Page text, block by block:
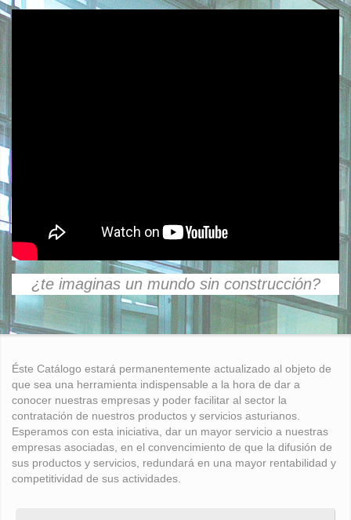
¿te imaginas un mundo sin construcción?
Éste Catálogo estará permanentemente actualizado al objeto de
que sea una herramienta indispensable a la hora de dar a
conocer nuestras empresas y poder facilitar al sector la
contratación de nuestros productos y servicios asturianos.
Esperamos con esta iniciativa, dar un mayor servicio a nuestras
empresas asociadas, en el convencimiento de que la difusión de
sus productos y servicios, redundará en una mayor rentabilidad y
competitividad de sus actividades.